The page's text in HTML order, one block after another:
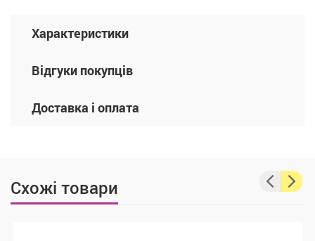
Характеристики
Відгуки покупців
Доставка і оплата
Схожі товари